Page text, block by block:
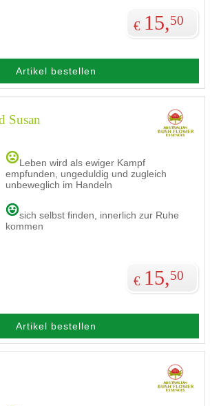
€ 15,50
Artikel bestellen
Susan
Leben wird als ewiger Kampf
empfunden, ungeduldig und zugleich
unbeweglich im Handeln
sich selbst finden, innerlich zur Ruhe
kommen
€ 15,50
Artikel bestellen